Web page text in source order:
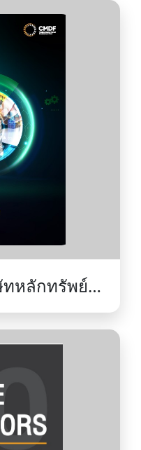
ทหลักทรัพย์
เคราะห์
ามารถใน